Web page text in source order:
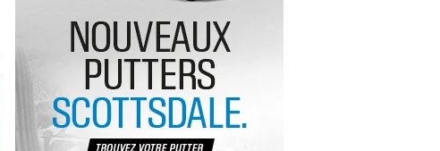
Debout en Bouts prolonge la Fashion Week à
Roland-Garros
Lacoste Ladies Open 2025 : Céline Boutier
de retour à Deauville